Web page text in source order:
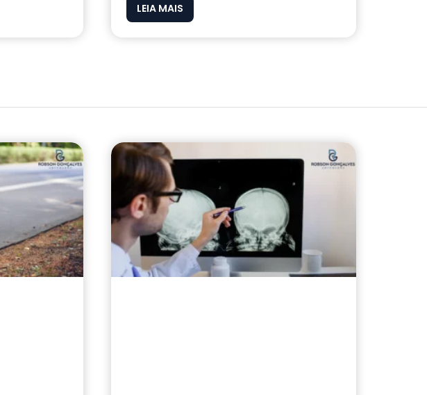
LEIA MAIS